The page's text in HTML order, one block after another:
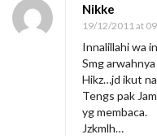
n
i
k
a
n
Nikke
19/12/2011 at
Innalillahi wa
Smg
Hikz…jd ikut
Tengs pak
yg membaca.
Jzkmlh…